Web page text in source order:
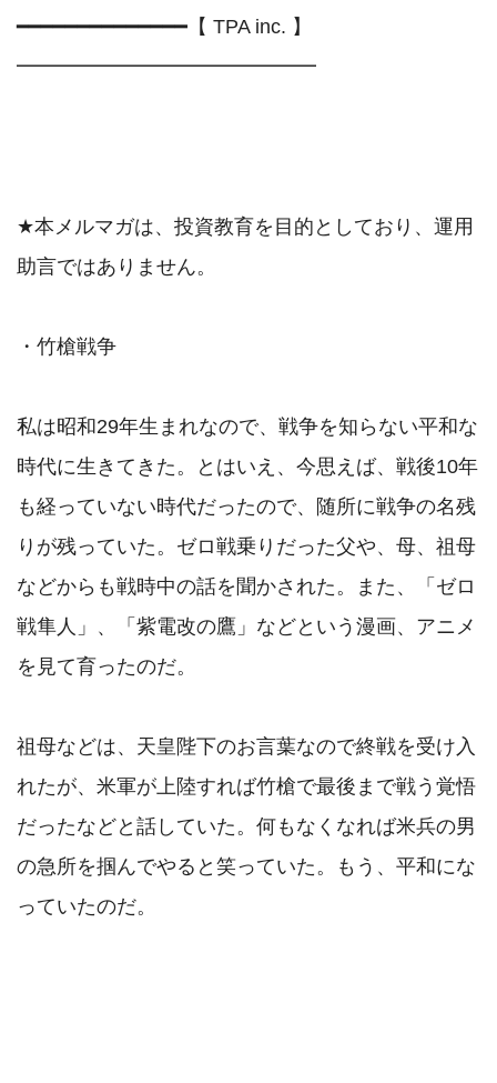
━━━━━━━━━━━━━━【 TPA inc. 】
━━━━━━━━━━━━━━━
★本メルマガは、投資教育を目的としており、運用
助言ではありません。
・竹槍戦争
私は昭和29年生まれなので、戦争を知らない平和な
時代に生きてきた。とはいえ、今思えば、戦後10年
も経っていない時代だったので、随所に戦争の名残
りが残っていた。ゼロ戦乗りだった父や、母、祖母
などからも戦時中の話を聞かされた。また、「ゼロ
戦隼人」、「紫電改の鷹」などという漫画、アニメ
を見て育ったのだ。
祖母などは、天皇陛下のお言葉なので終戦を受け入
れたが、米軍が上陸すれば竹槍で最後まで戦う覚悟
だったなどと話していた。何もなくなれば米兵の男
の急所を掴んでやると笑っていた。もう、平和にな
っていたのだ。